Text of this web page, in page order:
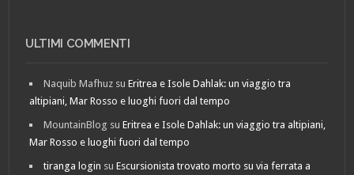
ULTIMI COMMENTI
Naquib Mafhuz suEritrea e Isole Dahlak: un viaggio tra
altipiani, Mar Rosso e luoghi fuori dal tempo
MountainBlog suEritrea e Isole Dahlak: un viaggio tra altipiani,
Mar Rosso e luoghi fuori dal tempo
tiranga login suEscursionista trovato morto su via ferrata a